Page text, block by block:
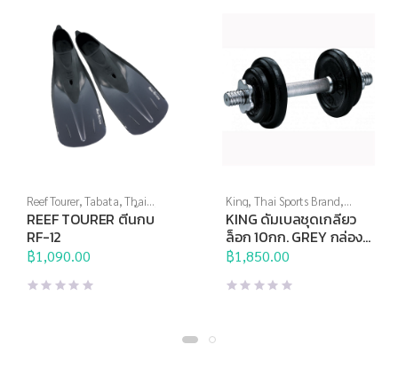
Reef Tourer,Tabata,Thai
Sports Brand,กีฬาทางน้ำ, ตีน
กบ,อุปกรณ์ดำน้ำ
REEF TOURER ตีนกบ
RF-12
฿1,090.00
King,Thai Sports Brand,
ดัมเบล ,อุปกรณ์บริหารกาย
KING ดัมเบลชุดเกลียว
ล็อก 10กก. GREY กล่อง
ABS
฿1,850.00